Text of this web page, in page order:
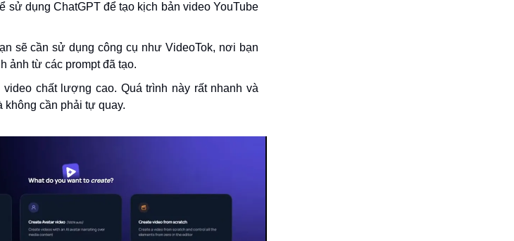
sử dụng ChatGPT để tạo kịch bản video YouTube
sẽ cần sử dụng công cụ như VideoTok, nơi bạn
ảnh từ các prompt đã tạo.
chất lượng cao. Quá trình này rất nhanh và
không cần phải tự quay.